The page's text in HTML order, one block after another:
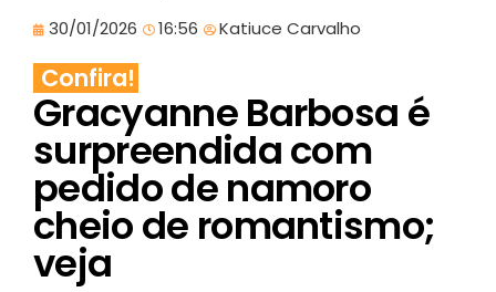
30/01/2026 16:56 Katiuce Carvalho
Confira!
Gracyanne Barbosa é
surpreendida com
pedido de namoro
cheio de romantismo;
veja